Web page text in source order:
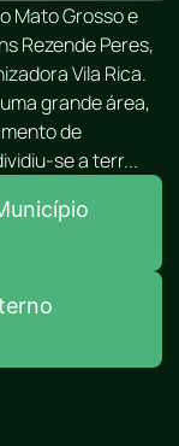
Mato Grosso e
Rezende Peres,
Vila Rica.
grande área,
de
se a terr...